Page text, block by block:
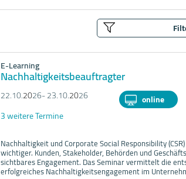
E-Learning
Nachhaltigkeitsbeauftragter
22.10.2026- 23.10.2026 online
3 weitere Termine
Nachhaltigkeit und Corporate Social Responsibility
wichtiger. Kunden, Stakeholder, Behörden und
sichtbares Engagement. Das Seminar vermittelt die
erfolgreiches Nachhaltigkeitsengagement im